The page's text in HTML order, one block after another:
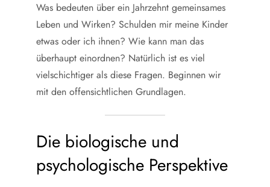
Was bedeuten über ein Jahrzehnt gemeinsames
Leben und Wirken? Schulden mir meine Kinder
etwas oder ich ihnen? Wie kann man das
überhaupt einordnen? Natürlich ist es viel
vielschichtiger als diese Fragen. Beginnen wir
mit den offensichtlichen Grundlagen.
Die biologische und
psychologische Perspektive